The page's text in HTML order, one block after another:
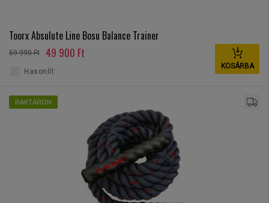
Toorx Absulute Line Bosu Balance Trainer
59 990 Ft 49 900 Ft
KOSÁRBA
Hasonlít
RAKTÁRON